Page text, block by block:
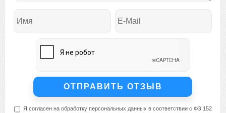
Я согласен на обработку персональных данных в соответствии с ФЗ 152